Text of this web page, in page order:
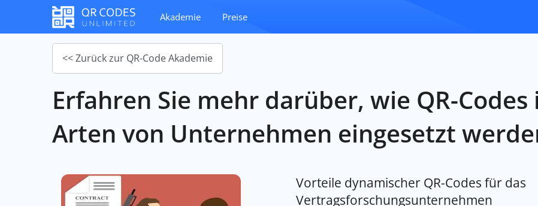
Akademie Preise
<< Zurück zur QR-Code Akademie
Erfahren Sie mehr darüber, wie QR-
Arten von Unternehmen eingesetzt
Vorteile dynamischer QR-Codes für das
Vertragsforschungsunternehmen